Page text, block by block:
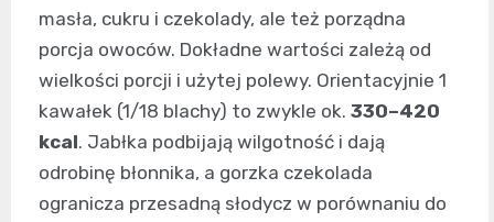
masła, cukru i czekolady, ale też porządna
porcja owoców. Dokładne wartości zależą od
wielkości porcji i użytej polewy. Orientacyjnie 1
kawałek (1/18 blachy) to zwykle ok. 330–420
kcal. Jabłka podbijają wilgotność i dają
odrobinę błonnika, a gorzka czekolada
ogranicza przesadną słodycz w porównaniu do